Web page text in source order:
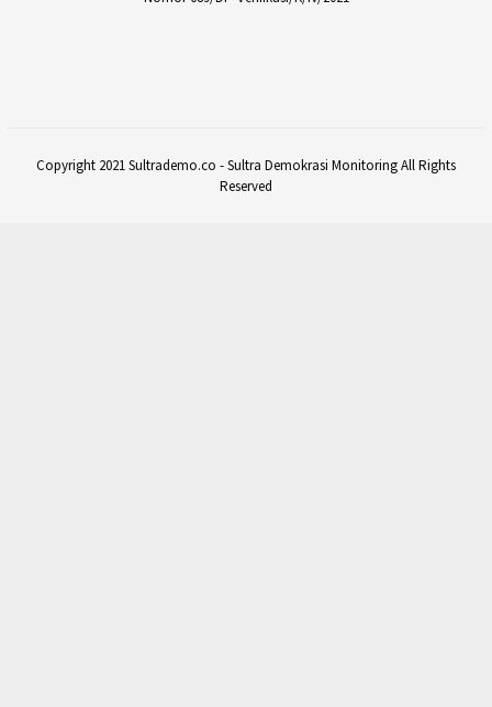
Copyright 2021 Sultrademo.co - Sultra Demokrasi Monitoring All Rights
Reserved